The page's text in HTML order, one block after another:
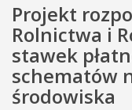
Projekt
Rolnictwa i
stawek
schematów
środowiska